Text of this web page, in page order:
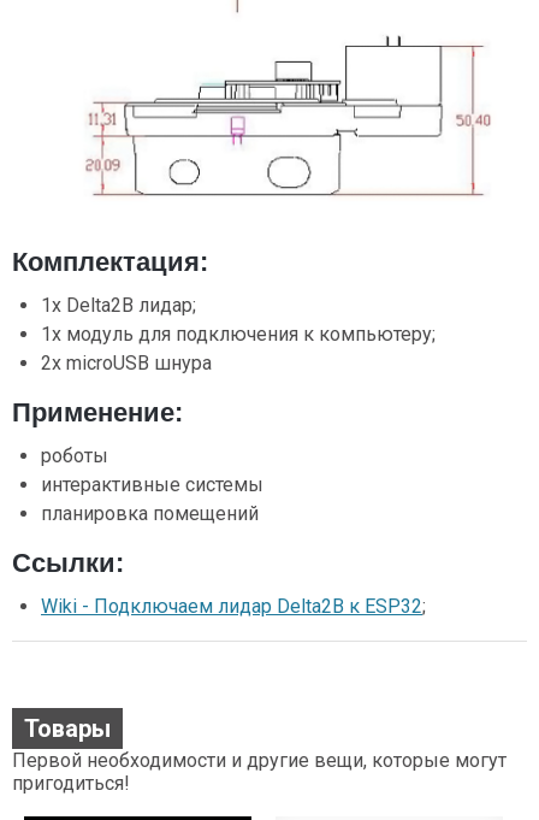
Комплектация:
1x Delta2B лидар;
1x модуль для подключения к компьютеру;
2х microUSB шнура
Применение:
роботы
интерактивные системы
планировка помещений
Ссылки:
Wiki - Подключаем лидар Delta2B к ESP32;
Товары
Первой необходимости и другие вещи, которые могут
пригодиться!